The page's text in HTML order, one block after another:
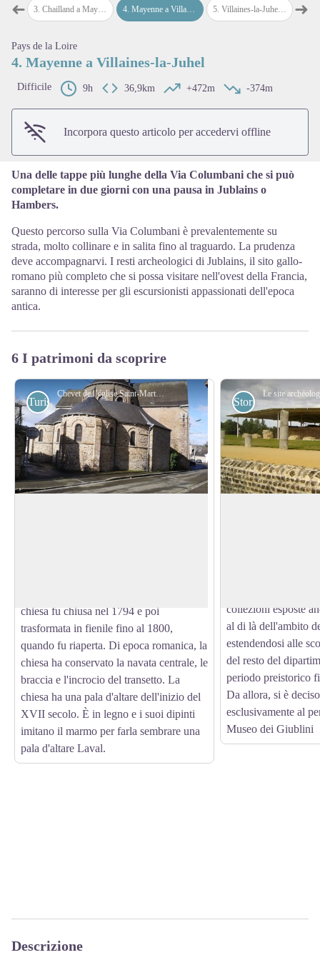
➜Passo precedente
3. Chailland a Mayenne 4.Mayenne a Villaines-la-Juhel 5. Villaines-la-Juhel a Pré-en-Pail 6.
➜
Pays de la Loire
4. Mayenne a Villaines-la-Juhel
Difficile 9h 36,9km +472m -374m
Incorpora questo articolo per accedervi offline
Una delle tappe più lunghe della Via Columbani che si può
completare in due giorni con una pausa in Jublains o
Hambers.
Questo percorso sulla Via Columbani è prevalentemente su
strada, molto collinare e in salita fino al traguardo. La prudenza
deve accompagnarvi. I resti archeologici di Jublains, il sito gallo-
romano più completo che si possa visitare nell'ovest della Francia,
saranno di interesse per gli escursionisti appassionati dell'epoca
antica.
6 I patrimoni da scoprire
Chevet de l’église Saint-Martin à Mayenne - Amis saint Colomban
Turistiche
chiesa fu chiusa nel 1794 e poi
trasformata in fienile fino al 1800,
quando fu riaperta. Di epoca romanica, la
chiesa ha conservato la navata centrale, le
braccia e l'incrocio del transetto. La
chiesa ha una pala d'altare dell'inizio del
XVII secolo. È in legno e i suoi dipinti
imitano il marmo per farla sembrare una
pala d'altare Laval.
Storici
collezioni esposte
al di là dell'ambito
estendendosi alle
del resto del
periodo preistorico
Da allora, si è
esclusivamente al
Museo dei Giublini
Descrizione